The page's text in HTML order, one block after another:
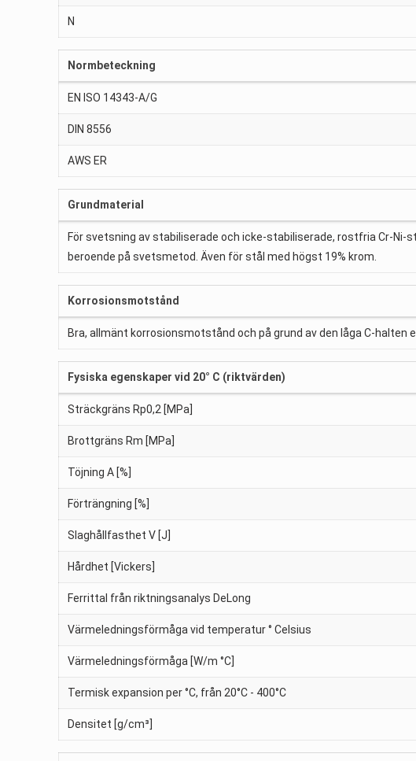
N
Normbeteckning
EN ISO 14343-A/G
DIN 8556
AWS ER
Grundmaterial
För svetsning av stabiliserade och icke-stabiliserade, rostfria Cr-Ni-
beroende på svetsmetod. Även för stål med högst 19% krom.
Korrosionsmotstånd
Bra, allmänt korrosionsmotstånd och på grund av den låga C-
Fysiska egenskaper vid 20° C (riktvärden)
Sträckgräns Rp0,2 [MPa]
Brottgräns Rm [MPa]
Töjning A [%]
Förträngning [%]
Slaghållfasthet V [J]
Hårdhet [Vickers]
Ferrittal från riktningsanalys DeLong
Värmeledningsförmåga vid temperatur ° Celsius
Värmeledningsförmåga [W/m °C]
Termisk expansion per °C, från 20°C - 400°C
Densitet [g/cm³]